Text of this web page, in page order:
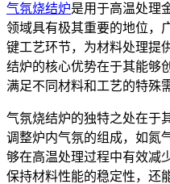
气氛烧结炉是用于高温处理
领域具有极其重要的地位，
键工艺环节，为材料处理提
结炉的核心优势在于其能够
满足不同材料和工艺的特殊
气氛烧结炉的独特之处在于
调整炉内气氛的组成，如氮
够在高温处理过程中有效减
保持材料性能的稳定性，还